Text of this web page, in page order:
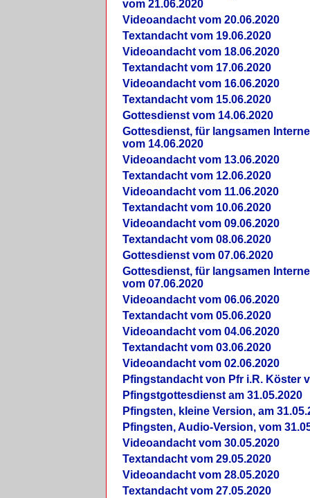
vom 21.06.2020
Videoandacht vom 20.06.2020
Textandacht vom 19.06.2020
Videoandacht vom 18.06.2020
Textandacht vom 17.06.2020
Videoandacht vom 16.06.2020
Textandacht vom 15.06.2020
Gottesdienst vom 14.06.2020
Gottesdienst, für langsamen
vom 14.06.2020
Videoandacht vom 13.06.2020
Textandacht vom 12.06.2020
Videoandacht vom 11.06.2020
Textandacht vom 10.06.2020
Videoandacht vom 09.06.2020
Textandacht vom 08.06.2020
Gottesdienst vom 07.06.2020
Gottesdienst, für langsamen
vom 07.06.2020
Videoandacht vom 06.06.2020
Textandacht vom 05.06.2020
Videoandacht vom 04.06.2020
Textandacht vom 03.06.2020
Videoandacht vom 02.06.2020
Pfingstandacht von Pfr i.R. Köster
Pfingstgottesdienst am 31.05.2020
Pfingsten, kleine Version, am
Pfingsten, Audio-Version, vom
Videoandacht vom 30.05.2020
Textandacht vom 29.05.2020
Videoandacht vom 28.05.2020
Textandacht vom 27.05.2020